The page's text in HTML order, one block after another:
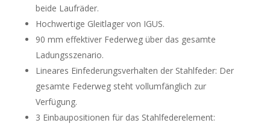
beide Laufräder.
Hochwertige Gleitlager von IGUS.
90 mm effektiver Federweg über das gesamte
Ladungsszenario.
Lineares Einfederungsverhalten der Stahlfeder: Der
gesamte Federweg steht vollumfänglich zur
Verfügung.
3 Einbaupositionen für das Stahlfederelement: